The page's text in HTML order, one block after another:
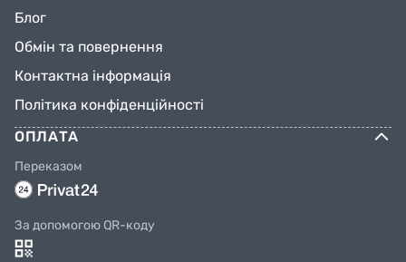
Блог
Обмін та повернення
Контактна інформація
Політика конфіденційності
ОПЛАТА
Переказом
За допомогою QR-коду